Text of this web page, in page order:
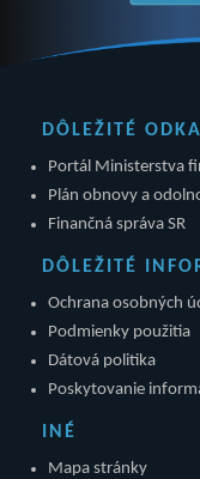
DÔLEŽITÉ
Portál Ministerstva
Plán obnovy a
Finančná správa SR
DÔLEŽITÉ
Ochrana osobných
Podmienky použitia
Dátová politika
Poskytovanie
INÉ
Mapa stránky